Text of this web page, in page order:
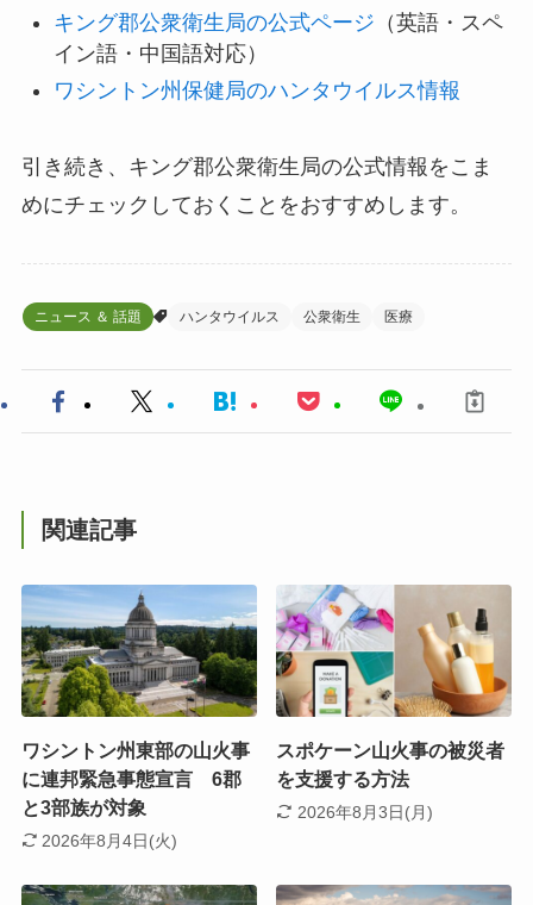
キング郡公衆衛生局の公式ページ （英語・スペ
イン語・中国語対応）
ワシントン州保健局のハンタウイルス情報
引き続き、キング郡公衆衛生局の公式情報をこま
めにチェックしておくことをおすすめします。
ニュース ＆ 話題 ハンタウイルス 公衆衛生 医療
関連記事
ワシントン州東部の山火事
に連邦緊急事態宣言 6郡
と3部族が対象
2026年8月4日(火)
スポケーン山火事の被災者
を支援する方法
2026年8月3日(月)